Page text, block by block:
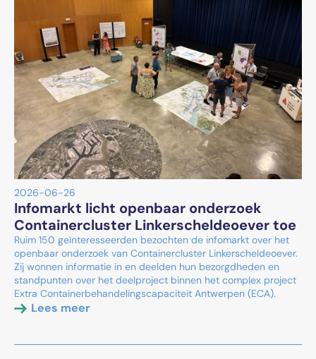
2026-06-26
Infomarkt licht openbaar onderzoek
Containercluster Linkerscheldeoever toe
Ruim 150 geïnteresseerden bezochten de infomarkt over het
openbaar onderzoek van Containercluster Linkerscheldeoever.
Zij wonnen informatie in en deelden hun bezorgdheden en
standpunten over het deelproject binnen het complex project
Extra Containerbehandelingscapaciteit Antwerpen (ECA).
Lees meer